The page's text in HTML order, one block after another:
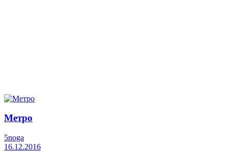
Метро
5noga
16.12.2016